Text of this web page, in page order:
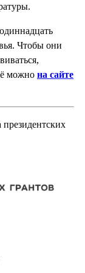
одиннадцать
Чтобы они
можно на сайте